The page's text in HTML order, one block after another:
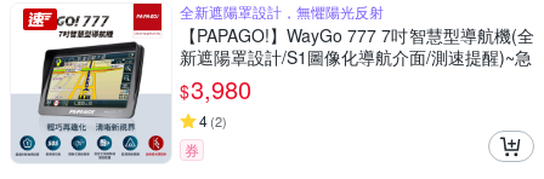
全新遮陽罩設計，無懼陽光反射
【PAPAGO!】WayGo 777 7吋智慧型導航機(全
新遮陽罩設計/S1圖像化導航介面/測速提醒)~急
$3,980
4(2)
券